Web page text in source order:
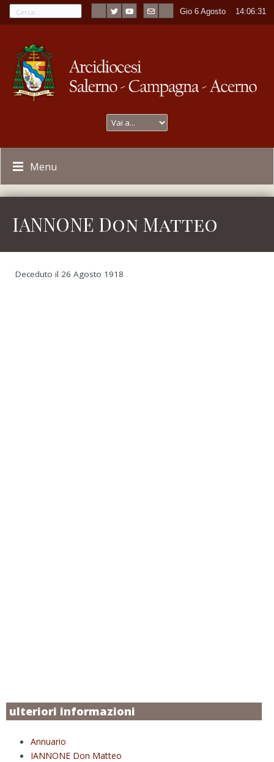
Gio 6 Agosto 14:06:31
Menu
IANNONE Don Matteo
Deceduto il 26 Agosto 1918
ulteriori informazioni
Annuario
IANNONE Don Matteo